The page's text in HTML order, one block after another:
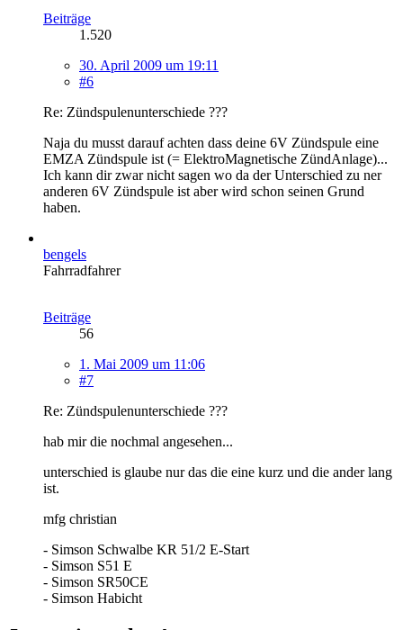
Beiträge
1.520
30. April 2009 um 19:11
#6
Re: Zündspulenunterschiede ???
Naja du musst darauf achten dass deine 6V Zündspule eine
EMZA Zündspule ist (= ElektroMagnetische ZündAnlage)...
Ich kann dir zwar nicht sagen wo da der Unterschied zu ner
anderen 6V Zündspule ist aber wird schon seinen Grund
haben.
bengels
Fahrradfahrer
Beiträge
56
1. Mai 2009 um 11:06
#7
Re: Zündspulenunterschiede ???
hab mir die nochmal angesehen...
unterschied is glaube nur das die eine kurz und die ander lang
ist.
mfg christian
- Simson Schwalbe KR 51/2 E-Start
- Simson S51 E
- Simson SR50CE
- Simson Habicht